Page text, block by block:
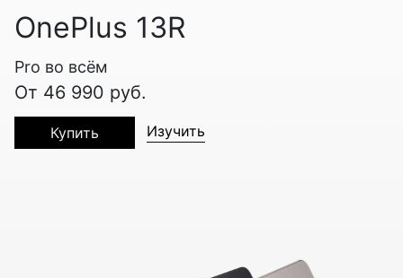
OnePlus 13R
Pro во всём
От 46 990 руб.
Купить Изучить